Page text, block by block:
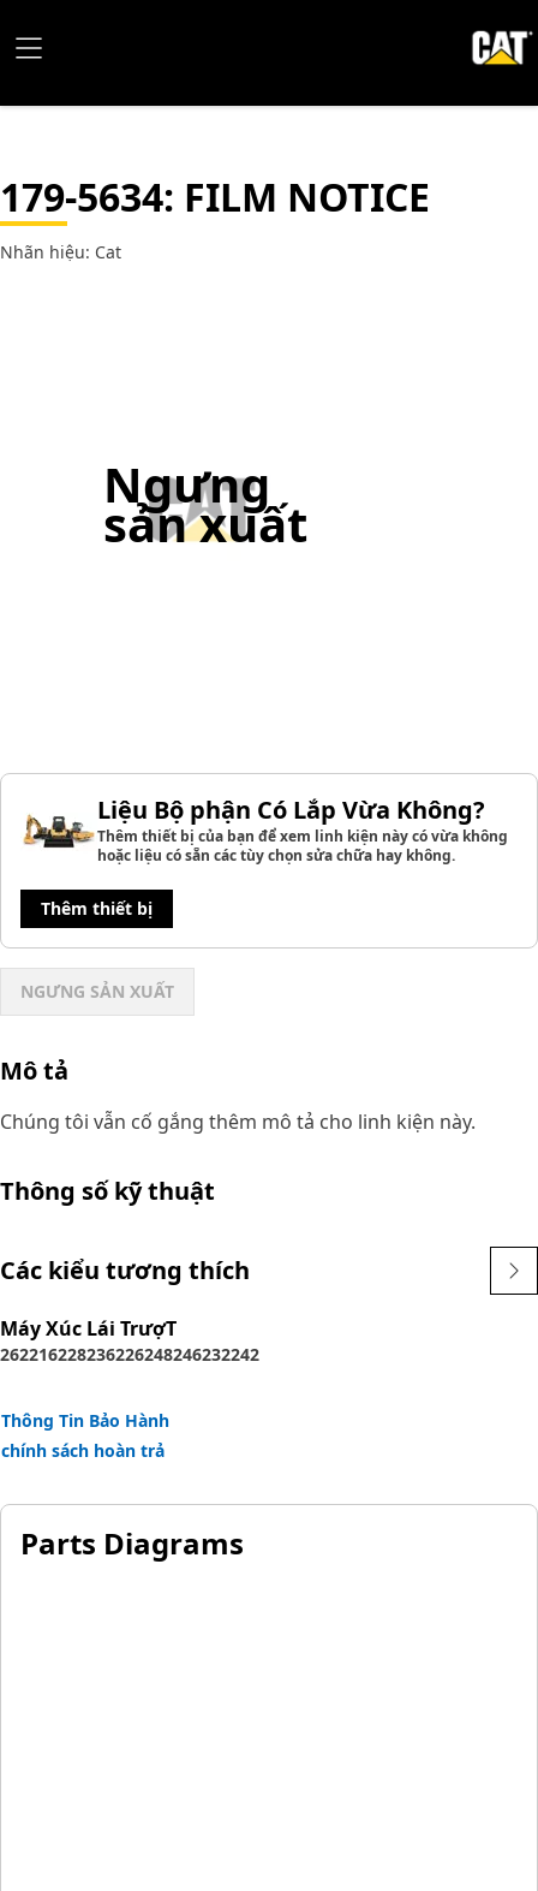
179-5634: FILM NOTICE
Nhãn hiệu: Cat
Ngưng
sản xuất
Liệu Bộ phận Có Lắp Vừa Không?
Thêm thiết bị của bạn để xem linh kiện này có vừa không
hoặc liệu có sẵn các tùy chọn sửa chữa hay không.
Thêm thiết bị
NGƯNG SẢN XUẤT
Mô tả
Chúng tôi vẫn cố gắng thêm mô tả cho linh kiện này.
Thông số kỹ thuật
Các kiểu tương thích
Máy Xúc Lái TrượT
262216228236226248246232242
Thông Tin Bảo Hành
chính sách hoàn trả
Parts Diagrams